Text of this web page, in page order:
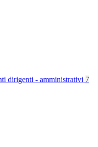
dirigenti - amministrativi 7